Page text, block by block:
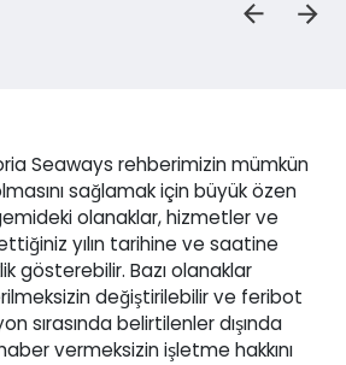
Seaways rehberimizin mümkün
sağlamak için büyük özen
olanaklar, hizmetler ve
yılın tarihine ve saatine
gösterebilir. Bazı olanaklar
değiştirilebilir ve feribot
sırasında belirtilenler dışında
vermeksizin işletme hakkını